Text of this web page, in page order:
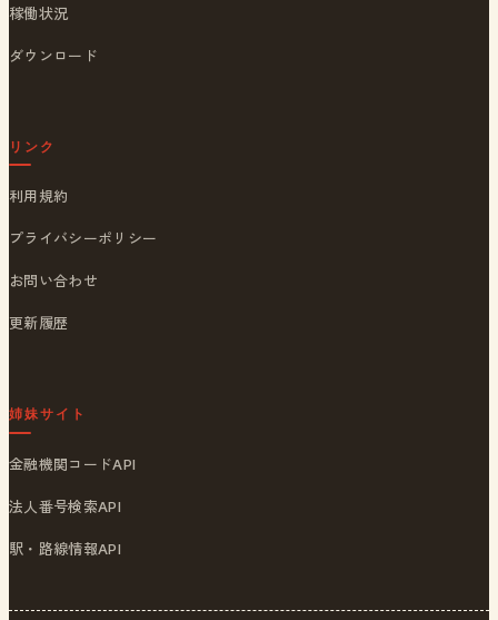
稼働状況
ダウンロード
リンク
利用規約
プライバシーポリシー
お問い合わせ
更新履歴
姉妹サイト
金融機関コードAPI
法人番号検索API
駅・路線情報API